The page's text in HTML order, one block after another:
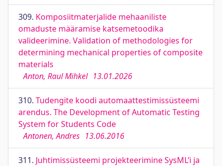
309. Komposiitmaterjalide mehaaniliste
omaduste määramise katsemetoodika
valideerimine. Validation of methodologies for
determining mechanical properties of composite
materials
Anton, Raul Mihkel 13.01.2026
310. Tudengite koodi automaattestimissüsteemi
arendus. The Development of Automatic Testing
System for Students Code
Antonen, Andres 13.06.2016
311. Juhtimissüsteemi projekteerimine SysML’i ja